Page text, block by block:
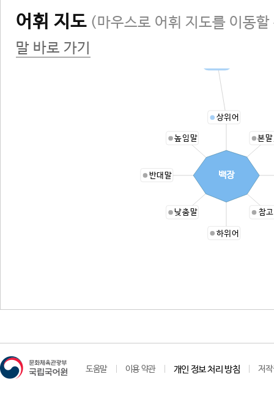
어휘 지도 (마우스로 어휘 지도를 이동
말 바로 가기
상위어
본
참
하위어
낮춤말
반대말
높임말
백장
도움말 이용 약관 개인 정보 처리 방침 저